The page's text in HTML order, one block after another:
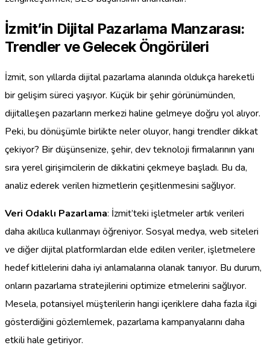
İzmit’in Dijital Pazarlama Manzarası:
Trendler ve Gelecek Öngörüleri
İzmit, son yıllarda dijital pazarlama alanında oldukça hareketli
bir gelişim süreci yaşıyor. Küçük bir şehir görünümünden,
dijitalleşen pazarların merkezi haline gelmeye doğru yol alıyor.
Peki, bu dönüşümle birlikte neler oluyor, hangi trendler dikkat
çekiyor? Bir düşünsenize, şehir, dev teknoloji firmalarının yanı
sıra yerel girişimcilerin de dikkatini çekmeye başladı. Bu da,
analiz ederek verilen hizmetlerin çeşitlenmesini sağlıyor.
Veri Odaklı Pazarlama: İzmit’teki işletmeler artık verileri
daha akıllıca kullanmayı öğreniyor. Sosyal medya, web siteleri
ve diğer dijital platformlardan elde edilen veriler, işletmelere
hedef kitlelerini daha iyi anlamalarına olanak tanıyor. Bu durum,
onların pazarlama stratejilerini optimize etmelerini sağlıyor.
Mesela, potansiyel müşterilerin hangi içeriklere daha fazla ilgi
gösterdiğini gözlemlemek, pazarlama kampanyalarını daha
etkili hale getiriyor.